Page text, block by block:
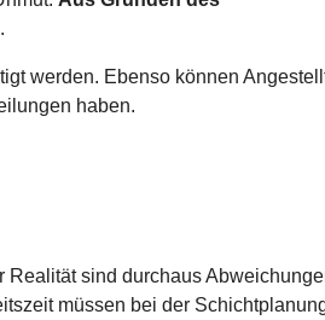
.
werden. Ebenso können
haben.
sind durchaus
müssen bei der